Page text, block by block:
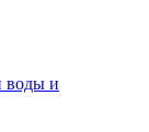
воды и